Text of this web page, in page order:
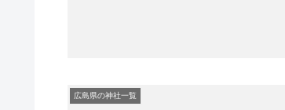
広島県の神社一覧